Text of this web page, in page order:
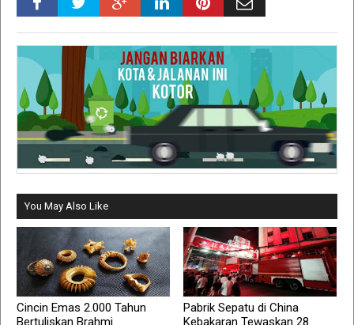
You May Also Like
Cincin Emas 2.000 Tahun
Bertuliskan Brahmi
Pabrik Sepatu di China
Kebakaran Tewaskan 28